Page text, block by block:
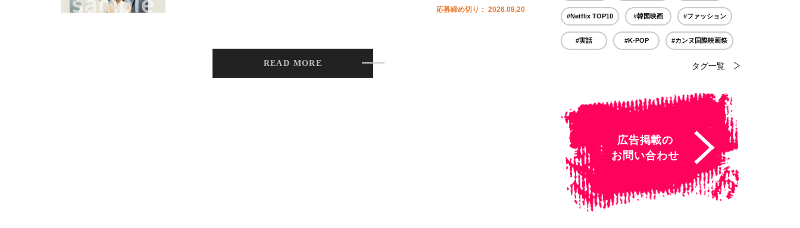
応募締め切り： 2026.08.20
READ MORE
#Netflix TOP10 #韓国映画 #ファッション
#実話 #K-POP #カンヌ国際映画祭
タグ一覧
広告掲載の
お問い合わせ